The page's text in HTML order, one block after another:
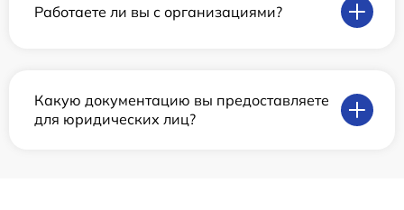
Работаете ли вы с организациями?
Какую документацию вы предоставляете
для юридических лиц?